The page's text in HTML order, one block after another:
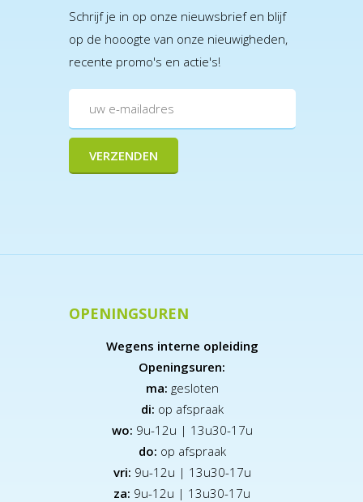
Schrijf je in op onze nieuwsbrief en blijf
op de hooogte van onze nieuwigheden,
recente promo's en actie's!
OPENINGSUREN
Wegens interne opleiding
Openingsuren:
ma: gesloten
di: op afspraak
wo: 9u-12u | 13u30-17u
do: op afspraak
vri: 9u-12u | 13u30-17u
za: 9u-12u | 13u30-17u